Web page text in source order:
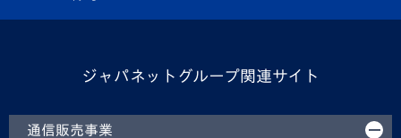
ジャパネットグループ関連サイト
通信販売事業